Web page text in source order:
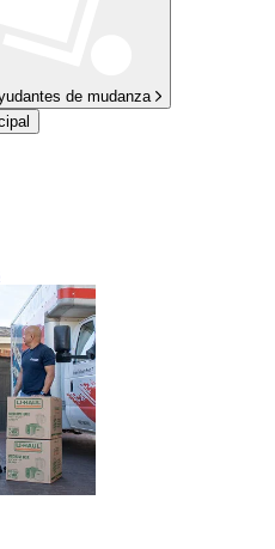
de mudanza